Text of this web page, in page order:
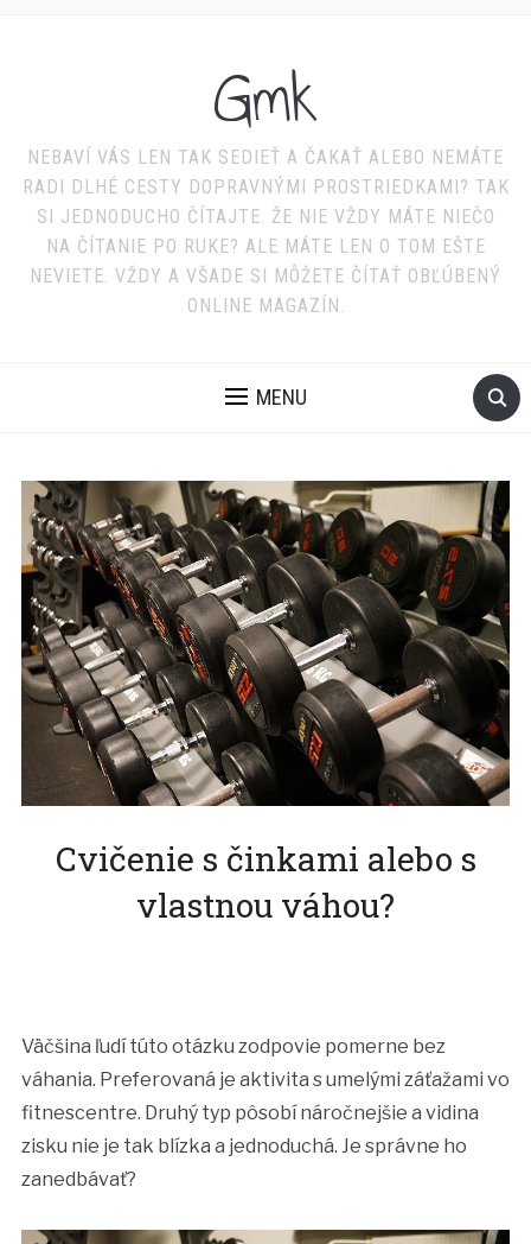
Gmk
NEBAVÍ VÁS LEN TAK SEDIEŤ A ČAKAŤ ALEBO NEMÁTE
RADI DLHÉ CESTY DOPRAVNÝMI PROSTRIEDKAMI? TAK
SI JEDNODUCHO ČÍTAJTE. ŽE NIE VŽDY MÁTE NIEČO
NA ČÍTANIE PO RUKE? ALE MÁTE LEN O TOM EŠTE
NEVIETE. VŽDY A VŠADE SI MÔŽETE ČÍTAŤ OBĽÚBENÝ
ONLINE MAGAZÍN.
MENU
Cvičenie s činkami alebo s
vlastnou váhou?
Väčšina ľudí túto otázku zodpovie pomerne bez
váhania. Preferovaná je aktivita s umelými záťažami vo
fitnescentre. Druhý typ pôsobí náročnejšie a vidina
zisku nie je tak blízka a jednoduchá. Je správne ho
zanedbávať?